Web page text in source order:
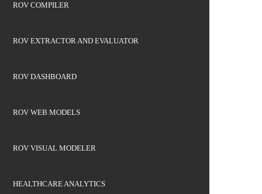
ROV COMPILER
ROV EXTRACTOR AND EVALUATOR
ROV DASHBOARD
ROV WEB MODELS
ROV VISUAL MODELER
HEALTHCARE ANALYTICS